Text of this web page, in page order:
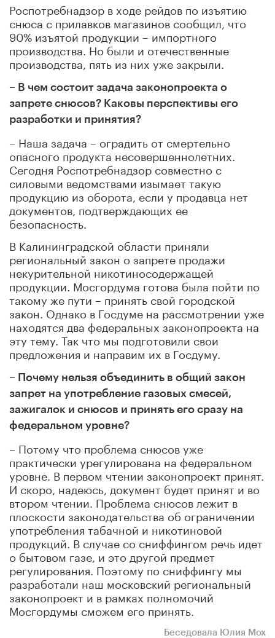
Роспотребнадзор в ходе рейдов по изъятию
снюса с прилавков магазинов сообщил, что
90% изъятой продукции – импортного
производства. Но были и отечественные
производства, пять из них уже закрыли.
– В чем состоит задача законопроекта о
запрете снюсов? Каковы перспективы его
разработки и принятия?
– Наша задача – оградить от смертельно
опасного продукта несовершеннолетних.
Сегодня Роспотребнадзор совместно с
силовыми ведомствами изымает такую
продукцию из оборота, если у продавца нет
документов, подтверждающих ее
безопасность.
В Калининградской области приняли
региональный закон о запрете продажи
некурительной никотиносодержащей
продукции. Мосгордума готова была пойти по
такому же пути – принять свой городской
закон. Однако в Госдуме на рассмотрении уже
находятся два федеральных законопроекта на
эту тему. Так что мы подготовили свои
предложения и направим их в Госдуму.
– Почему нельзя объединить в общий закон
запрет на употребление газовых смесей,
зажигалок и снюсов и принять его сразу на
федеральном уровне?
– Потому что проблема снюсов уже
практически урегулирована на федеральном
уровне. В первом чтении законопроект принят.
И скоро, надеюсь, документ будет принят и во
втором чтении. Проблема снюсов лежит в
плоскости законодательства об ограничении
употребления табачной и никотиновой
продукций. В случае со сниффингом речь идет
о бытовом газе, и это другой предмет
регулирования. Поэтому по сниффингу мы
разработали наш московский региональный
законопроект и в рамках полномочий
Мосгордумы сможем его принять.
Беседовала Юлия Мох